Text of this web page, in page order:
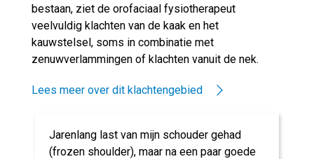
bestaan, ziet de orofaciaal fysiotherapeut
veelvuldig klachten van de kaak en het
kauwstelsel, soms in combinatie met
zenuwverlammingen of klachten vanuit de nek.
Lees meer over dit klachtengebied
Jarenlang last van mijn schouder gehad
(frozen shoulder), maar na een paar goede